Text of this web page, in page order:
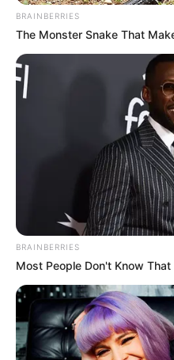
BRAINBERRIES
The Monster Snake That
BRAINBERRIES
Most People Don't Know